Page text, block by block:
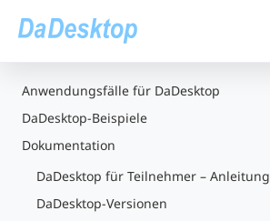
Anwendungsfälle für DaDesktop
DaDesktop-Beispiele
Dokumentation
DaDesktop für Teilnehmer – Anleitung
DaDesktop-Versionen